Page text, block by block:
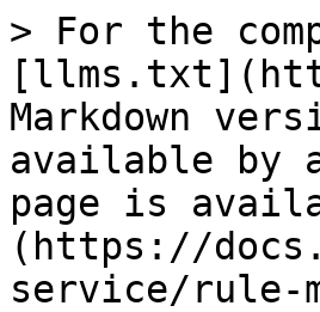
> For the
Markdown
available by
page is
(https://
service/rule-